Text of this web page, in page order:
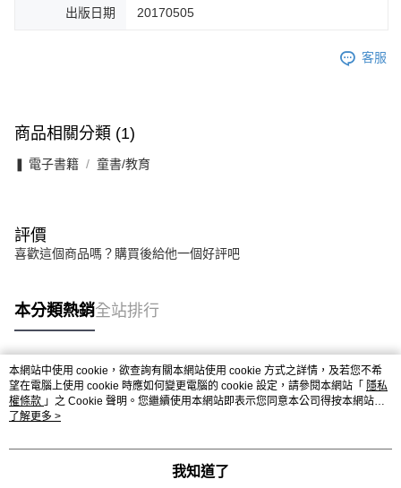
出版日期 20170505
客服
商品相關分類 (1)
❚ 電子書籍 童書/教育
評價
喜歡這個商品嗎？購買後給他一個好評吧
本分類熱銷全站排行
熱門標籤
本網站中使用 cookie，欲查詢有關本網站使用 cookie 方式之詳情，及若您不希
望在電腦上使用 cookie 時應如何變更電腦的 cookie 設定，請參閱本網站「 隱私
權條款 」之 Cookie 聲明。您繼續使用本網站即表示您同意本公司得按本網站使
用條款之 Cookie 聲明使用 cookie。
了解更多 >
我知道了